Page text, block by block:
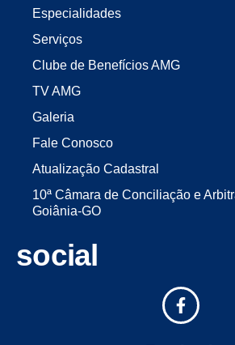
Especialidades
Serviços
Clube de Benefícios AMG
TV AMG
Galeria
Fale Conosco
Atualização Cadastral
10ª Câmara de Conciliação e
Goiânia-GO
social